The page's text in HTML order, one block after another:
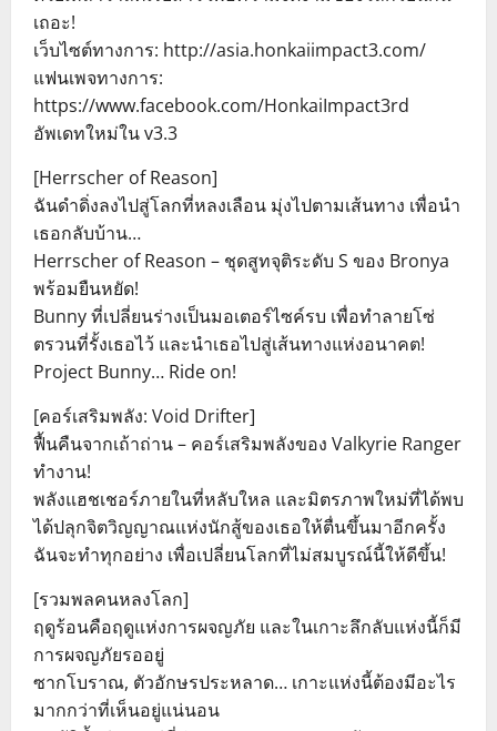
เถอะ!
เว็บไซต์ทางการ: http://asia.honkaiimpact3.com/
แฟนเพจทางการ:
https://www.facebook.com/HonkaiImpact3rd
อัพเดทใหม่ใน v3.3
[Herrscher of Reason]
ฉันดำดิ่งลงไปสู่โลกที่หลงเลือน มุ่งไปตามเส้นทาง เพื่อนำ
เธอกลับบ้าน…
Herrscher of Reason – ชุดสูทจุติระดับ S ของ Bronya
พร้อมยืนหยัด!
Bunny ที่เปลี่ยนร่างเป็นมอเตอร์ไซค์รบ เพื่อทำลายโซ่
ตรวนที่รั้งเธอไว้ และนำเธอไปสู่เส้นทางแห่งอนาคต!
Project Bunny… Ride on!
[คอร์เสริมพลัง: Void Drifter]
ฟื้นคืนจากเถ้าถ่าน – คอร์เสริมพลังของ Valkyrie Ranger
ทำงาน!
พลังแฮชเชอร์ภายในที่หลับใหล และมิตรภาพใหม่ที่ได้พบ
ได้ปลุกจิตวิญญาณแห่งนักสู้ของเธอให้ตื่นขึ้นมาอีกครั้ง
ฉันจะทำทุกอย่าง เพื่อเปลี่ยนโลกที่ไม่สมบูรณ์นี้ให้ดีขึ้น!
[รวมพลคนหลงโลก]
ฤดูร้อนคือฤดูแห่งการผจญภัย และในเกาะลึกลับแห่งนี้ก็มี
การผจญภัยรออยู่
ซากโบราณ, ตัวอักษรประหลาด… เกาะแห่งนี้ต้องมีอะไร
มากกว่าที่เห็นอยู่แน่นอน